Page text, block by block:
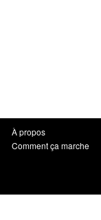
À propos
Comment ça marche